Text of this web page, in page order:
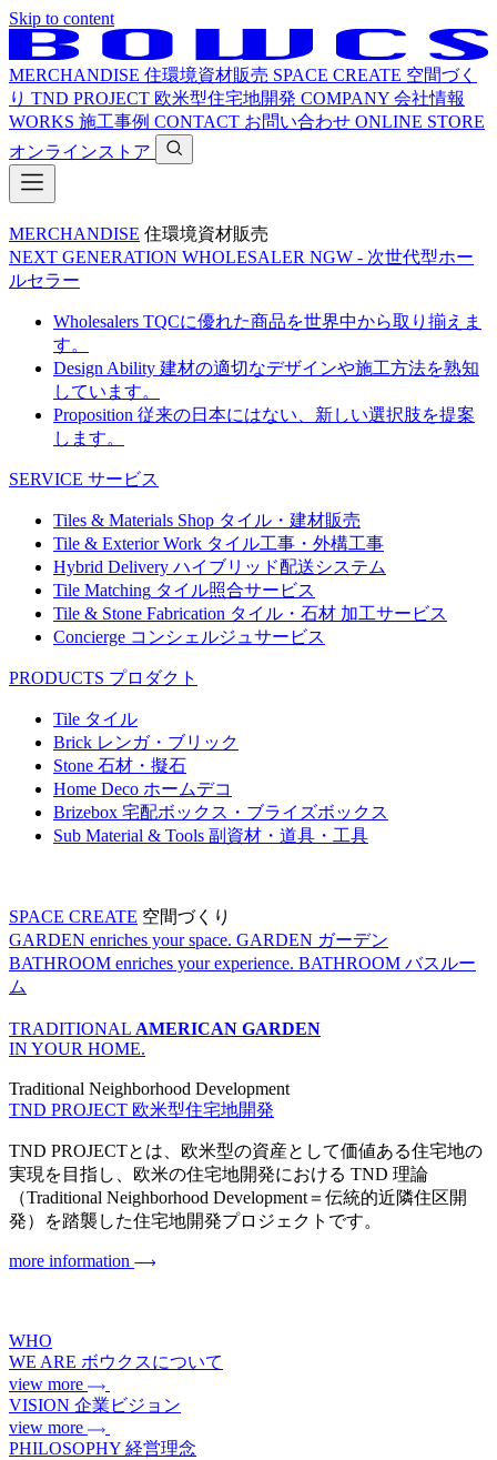
Skip to content
MERCHANDISE 住環境資材販売 SPACE CREATE 空間づく
り TND PROJECT 欧米型住宅地開発 COMPANY 会社情報
WORKS 施工事例 CONTACT お問い合わせ ONLINE STORE
オンラインストア
MERCHANDISE 住環境資材販売
NEXT GENERATION WHOLESALER NGW - 次世代型ホー
ルセラー
Wholesalers TQCに優れた商品を世界中から取り揃えま
す。
Design Ability 建材の適切なデザインや施工方法を熟知
しています。
Proposition 従来の日本にはない、新しい選択肢を提案
します。
SERVICE サービス
Tiles & Materials Shop タイル・建材販売
Tile & Exterior Work タイル工事・外構工事
Hybrid Delivery ハイブリッド配送システム
Tile Matching タイル照合サービス
Tile & Stone Fabrication タイル・石材 加工サービス
Concierge コンシェルジュサービス
PRODUCTS プロダクト
Tile タイル
Brick レンガ・ブリック
Stone 石材・擬石
Home Deco ホームデコ
Brizebox 宅配ボックス・ブライズボックス
Sub Material & Tools 副資材・道具・工具
SPACE CREATE 空間づくり
GARDEN enriches your space. GARDEN ガーデン
BATHROOM enriches your experience. BATHROOM バスルー
ム
TRADITIONAL AMERICAN GARDEN
IN YOUR HOME.
Traditional Neighborhood Development
TND PROJECT 欧米型住宅地開発
TND PROJECTとは、欧米型の資産として価値ある住宅地の
実現を目指し、欧米の住宅地開発における TND 理論
（Traditional Neighborhood Development＝伝統的近隣住区開
発）を踏襲した住宅地開発プロジェクトです。
more information
WHO
WE ARE ボウクスについて
view more
VISION 企業ビジョン
view more
PHILOSOPHY 経営理念